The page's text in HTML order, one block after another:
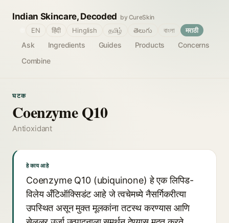
Indian Skincare, Decoded by CureSkin
Ask Ingredients Guides Products
Concerns
Combine
EN हिंदी Hinglish தமிழ் తెలుగు বাংলা मराठी
घटक
Coenzyme Q10
Antioxidant
हे काय आहे
Coenzyme Q10 (ubiquinone) हे एक लिपिड-
विलेय अँटिऑक्सिडंट आहे जे त्वचेमध्ये नैसर्गिकरीत्या
उपस्थित असून मुक्त मूलकांना तटस्थ करण्यास आणि